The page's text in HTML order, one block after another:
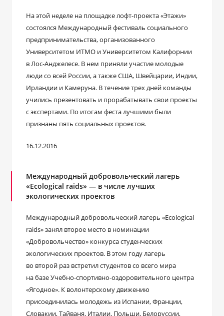
На этой неделе на площадке лофт-проекта «Этажи»
состоялся Международный фестиваль социального
предпринимательства, организованного
Университетом ИТМО и Университетом Калифорнии
в Лос-Анджелесе. В нем приняли участие молодые
люди со всей России, а также США, Швейцарии, Индии,
Ирландии и Камеруна. В течение трех дней команды
учились презентовать и прорабатывать свои проекты
с экспертами. По итогам феста лучшими были
признаны пять социальных проектов.
16.12.2016
Международный добровольческий лагерь
«Ecological raids» — в числе лучших
экологических проектов
Международный добровольческий лагерь «Ecological
raids» занял второе место в номинации
«Добровольчество» конкурса студенческих
экологических проектов. В этом году лагерь
во второй раз встретил студентов со всего мира
на базе Учебно-спортивно-оздоровительного центра
«Ягодное». К волонтерскому движению
присоединилась молодежь из Испании, Франции,
Словакии, Тайваня, Италии, Польши, Белоруссии,